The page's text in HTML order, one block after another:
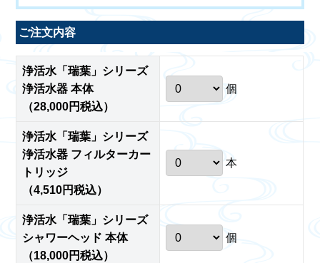
ご注文内容
浄活水「瑞葉」シリーズ
浄活水器 本体
（28,000円税込）
個
浄活水「瑞葉」シリーズ
浄活水器 フィルターカー
トリッジ
（4,510円税込）
本
浄活水「瑞葉」シリーズ
シャワーヘッド 本体
（18,000円税込）
個